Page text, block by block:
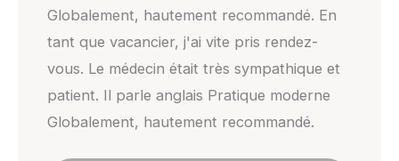
Globalement, hautement recommandé. En
tant que vacancier, j'ai vite pris rendez-
vous. Le médecin était très sympathique et
patient. Il parle anglais Pratique moderne
Globalement, hautement recommandé.